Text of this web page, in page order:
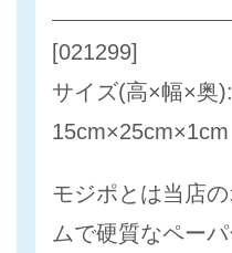
[021299]
サイズ(高×幅×奥):
15cm×25cm×1cm
モジポとは当店
ムで硬質なペー